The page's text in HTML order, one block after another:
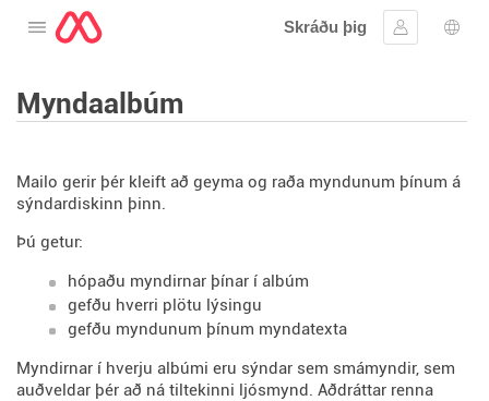
Opna valmyndina
Skráðu þig
Skráðu þig
Myndaalbúm
Mailo gerir þér kleift að geyma og raða myndunum þínum á
sýndardiskinn þinn.
Þú getur:
hópaðu myndirnar þínar í albúm
gefðu hverri plötu lýsingu
gefðu myndunum þínum myndatexta
Myndirnar í hverju albúmi eru sýndar sem smámyndir, sem
auðveldar þér að ná tiltekinni ljósmynd. Aðdráttar renna